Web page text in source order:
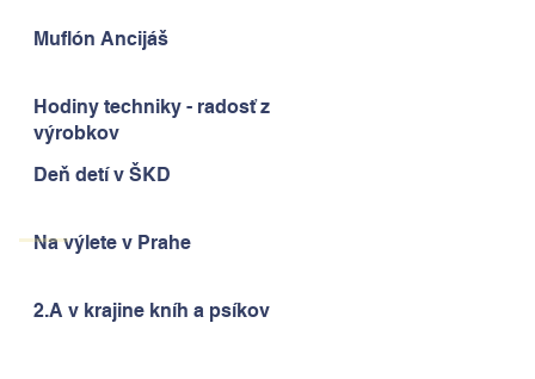
Muflón Ancijáš
Hodiny techniky - radosť z
výrobkov
Deň detí v ŠKD
Na výlete v Prahe
2.A v krajine kníh a psíkov